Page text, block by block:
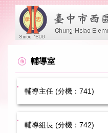
輔導室
輔導主任 (分機：741)
輔導組長 (分機：742)